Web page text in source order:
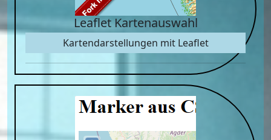
Leaflet Kartenauswahl
Kartendarstellungen mit Leaflet